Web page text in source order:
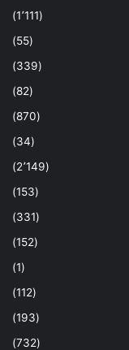
(1٬111)
(55)
(339)
(82)
(870)
(34)
(2٬149)
(153)
(331)
(152)
(1)
(112)
(193)
(732)